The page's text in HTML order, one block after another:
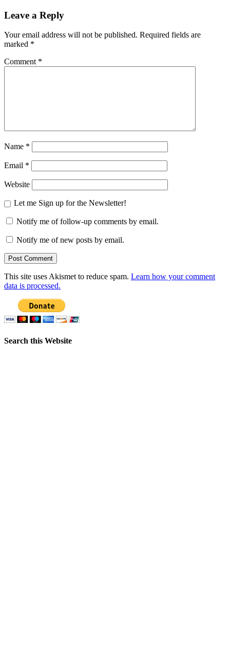
Leave a Reply
Your email address will not be published. Required fields are
marked *
Comment *
Name *
Email *
Website
Let me Sign up for the Newsletter!
Notify me of follow-up comments by email.
Notify me of new posts by email.
This site uses Akismet to reduce spam. Learn how your comment
data is processed.
Search this Website